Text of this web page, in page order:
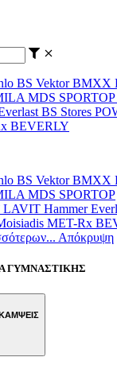
BS Vektor BMXX
MDS SPORTOP
BS Stores
BEVERLY
BS Vektor BMXX
MDS SPORTOP
LAVIT Hammer
MET-Rx
Απόκρυψη
ΓΥΜΝΑΣΤΙΚΗΣ
ΚΑΜΨΕΙΣ